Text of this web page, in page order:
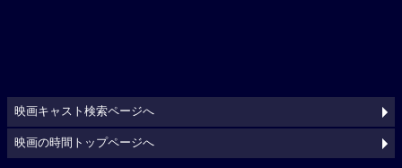
映画キャスト検索ページへ
映画の時間トップページへ